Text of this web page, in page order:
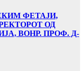
ФЕТАЈИ,
ОД
ВОНР. ПРОФ. Д-